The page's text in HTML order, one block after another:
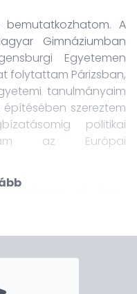
A
Gimnáziumban
Egyetemen
folytattam Párizsban,
tanulmányaim
szereztem
politikai
az Európai
ért, hogy
a magyar-német, s
folyamatos